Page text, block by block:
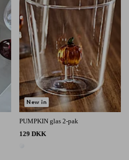
PUMPKIN glas 2-pak
129 DKK
New in